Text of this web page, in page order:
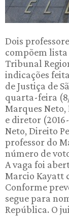
Dois
compõem
Tribunal
indicações
de Justiça de
quarta-feira
Marques
e diretor
Neto, Direito
professor do
número de
A vaga foi
Marcio Kayatt
Conforme
segue para
República. O